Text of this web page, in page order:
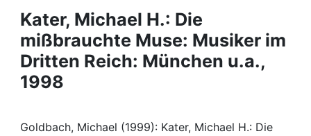
Projects
People
Institutions
Awards
Kater, Michael H.: Die
mißbrauchte Muse: Musiker im
Dritten Reich: München u.a.,
1998
Goldbach, Michael (1999): Kater, Michael H.: Die